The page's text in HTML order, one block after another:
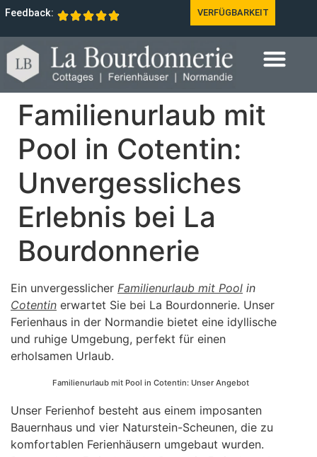
Feedback: VERFÜGBARKEIT
Familienurlaub mit
Pool in Cotentin:
Unvergessliches
Erlebnis bei La
Bourdonnerie
Ein unvergesslicher Familienurlaub mit Pool in
Cotentin erwartet Sie bei La Bourdonnerie. Unser
Ferienhaus in der Normandie bietet eine idyllische
und ruhige Umgebung, perfekt für einen
erholsamen Urlaub.
Familienurlaub mit Pool in Cotentin: Unser Angebot
Unser Ferienhof besteht aus einem imposanten
Bauernhaus und vier Naturstein-Scheunen, die zu
komfortablen Ferienhäusern umgebaut wurden.